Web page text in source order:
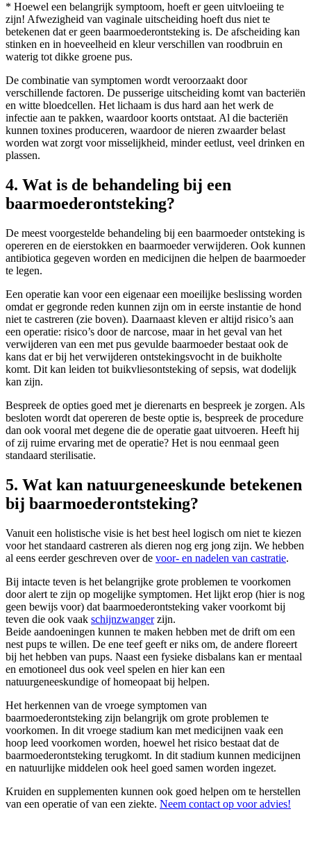
* Hoewel een belangrijk symptoom, hoeft er geen uitvloeiing te
zijn! Afwezigheid van vaginale uitscheiding hoeft dus niet te
betekenen dat er geen baarmoederontsteking is. De afscheiding kan
stinken en in hoeveelheid en kleur verschillen van roodbruin en
waterig tot dikke groene pus.
De combinatie van symptomen wordt veroorzaakt door
verschillende factoren. De pusserige uitscheiding komt van bacteriën
en witte bloedcellen. Het lichaam is dus hard aan het werk de
infectie aan te pakken, waardoor koorts ontstaat. Al die bacteriën
kunnen toxines produceren, waardoor de nieren zwaarder belast
worden wat zorgt voor misselijkheid, minder eetlust, veel drinken en
plassen.
4. Wat is de behandeling bij een
baarmoederontsteking?
De meest voorgestelde behandeling bij een baarmoeder ontsteking is
opereren en de eierstokken en baarmoeder verwijderen. Ook kunnen
antibiotica gegeven worden en medicijnen die helpen de baarmoeder
te legen.
Een operatie kan voor een eigenaar een moeilijke beslissing worden
omdat er gegronde reden kunnen zijn om in eerste instantie de hond
niet te castreren (zie boven). Daarnaast kleven er altijd risico’s aan
een operatie: risico’s door de narcose, maar in het geval van het
verwijderen van een met pus gevulde baarmoeder bestaat ook de
kans dat er bij het verwijderen ontstekingsvocht in de buikholte
komt. Dit kan leiden tot buikvliesontsteking of sepsis, wat dodelijk
kan zijn.
Bespreek de opties goed met je dierenarts en bespreek je zorgen. Als
besloten wordt dat opereren de beste optie is, bespreek de procedure
dan ook vooral met degene die de operatie gaat uitvoeren. Heeft hij
of zij ruime ervaring met de operatie? Het is nou eenmaal geen
standaard sterilisatie.
5. Wat kan natuurgeneeskunde betekenen
bij baarmoederontsteking?
Vanuit een holistische visie is het best heel logisch om niet te kiezen
voor het standaard castreren als dieren nog erg jong zijn. We hebben
al eens eerder geschreven over de voor- en nadelen van castratie.
Bij intacte teven is het belangrijke grote problemen te voorkomen
door alert te zijn op mogelijke symptomen. Het lijkt erop (hier is nog
geen bewijs voor) dat baarmoederontsteking vaker voorkomt bij
teven die ook vaak schijnzwangerzijn.
Beide aandoeningen kunnen te maken hebben met de drift om een
nest pups te willen. De ene teef geeft er niks om, de andere floreert
bij het hebben van pups. Naast een fysieke disbalans kan er mentaal
en emotioneel dus ook veel spelen en hier kan een
natuurgeneeskundige of homeopaat bij helpen.
Het herkennen van de vroege symptomen van
baarmoederontsteking zijn belangrijk om grote problemen te
voorkomen. In dit vroege stadium kan met medicijnen vaak een
hoop leed voorkomen worden, hoewel het risico bestaat dat de
baarmoederontsteking terugkomt. In dit stadium kunnen medicijnen
en natuurlijke middelen ook heel goed samen worden ingezet.
Kruiden en supplementen kunnen ook goed helpen om te herstellen
van een operatie of van een ziekte. Neem contact op voor advies!